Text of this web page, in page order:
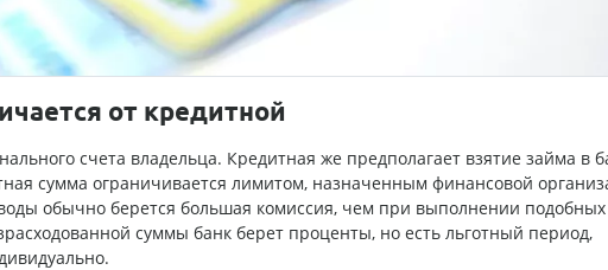
от кредитной
счета владельца. Кредитная же предполагает взятие займа в
сумма ограничивается лимитом, назначенным финансовой
обычно берется большая комиссия, чем при выполнении подобных
суммы банк берет проценты, но есть льготный период,